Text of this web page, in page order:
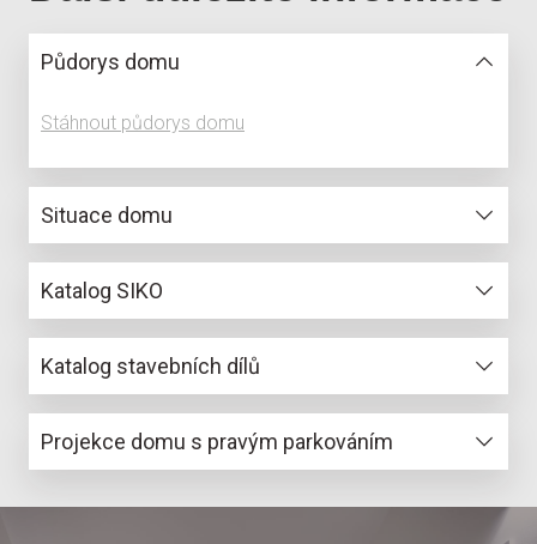
Půdorys domu
Stáhnout půdorys domu
Situace domu
Katalog SIKO
Katalog stavebních dílů
Projekce domu s pravým parkováním
Stáhnout projekci přízemí